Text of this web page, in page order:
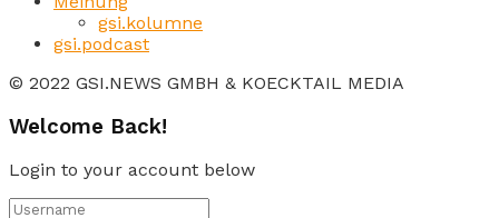
gsi.kolumne
gsi.podcast
© 2022 GSI.NEWS GMBH & KOECKTAIL MEDIA
Welcome Back!
Login to your account below